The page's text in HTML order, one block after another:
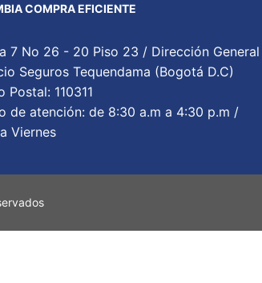
COMPRA EFICIENTE
7 No 26 - 20 Piso 23 / Dirección General
Seguros Tequendama (Bogotá D.C)
Postal: 110311
de atención: de 8:30 a.m a 4:30 p.m /
Viernes